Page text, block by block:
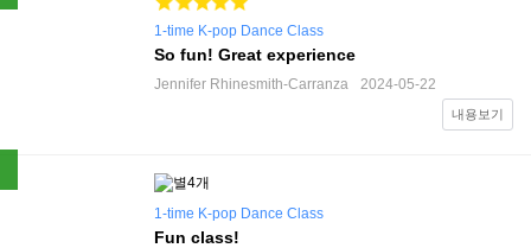
1-time K-pop Dance Class
So fun! Great experience
Jennifer Rhinesmith-Carranza 2024-05-22
내용보기
1-time K-pop Dance Class
Fun class!